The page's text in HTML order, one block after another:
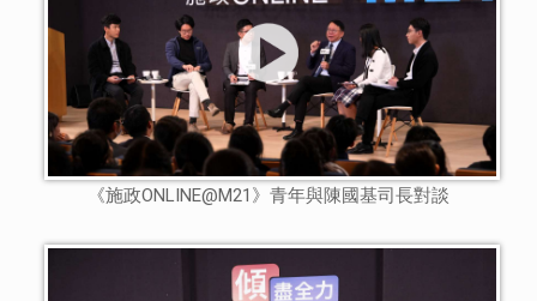
《施政ONLINE@M21》青年與陳國基司長對談